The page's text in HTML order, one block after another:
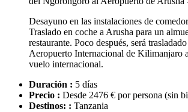
Desayuno en las instalaciones de
Traslado en coche a Arusha para un
restaurante. Poco después, será
Aeropuerto Internacional de Kilimanjaro
vuelo internacional.
Duración : 5 días
Precio : Desde 2476 € por persona (sin
Destinos: : Tanzania